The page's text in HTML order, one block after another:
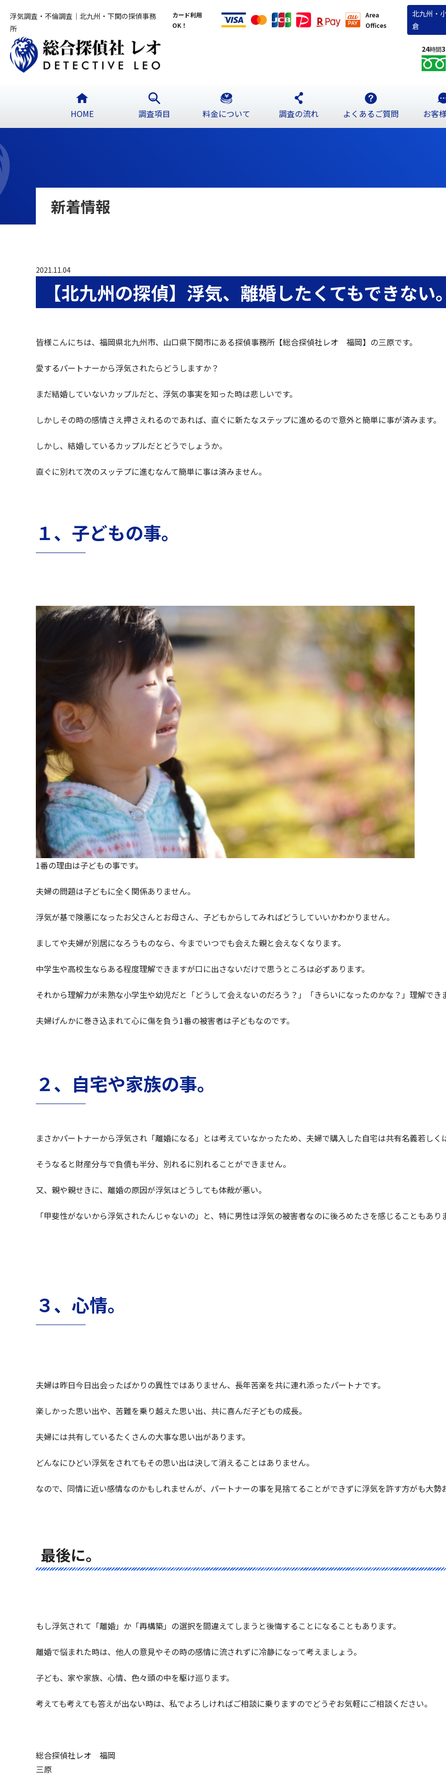
浮気調査・不倫調査｜北九州・下関の探偵事務
所
カード利用
OK！
Area
Offices
北九州・
倉
24時間
HOME 調査項目 料金について 調査の流れ よくあるご質問 お客
新着情報
2021.11.04
【北九州の探偵】浮気、離婚したくてもできない
皆様こんにちは、福岡県北九州市、山口県下関市にある探偵事務所【総合探偵社レオ 福岡】の三原です。
愛するパートナーから浮気されたらどうしますか？
まだ結婚していないカップルだと、浮気の事実を知った時は悲しいです。
しかしその時の感情さえ押さえれるのであれば、直ぐに新たなステップに進めるので意外と簡単に事が済みます。
しかし、結婚しているカップルだとどうでしょうか。
直ぐに別れて次のスッテプに進むなんて簡単に事は済みません。
１、子どもの事。
1番の理由は子どもの事です。
夫婦の問題は子どもに全く関係ありません。
浮気が基で険悪になったお父さんとお母さん、子どもからしてみればどうしていいかわかりません。
ましてや夫婦が別居になろうものなら、今までいつでも会えた親と会えなくなります。
中学生や高校生ならある程度理解できますが口に出さないだけで思うところは必ずあります。
それから理解力が未熟な小学生や幼児だと「どうして会えないのだろう？」「きらいになったのかな？」理解でき
夫婦げんかに巻き込まれて心に傷を負う1番の被害者は子どもなのです。
２、自宅や家族の事。
まさかパートナーから浮気され「離婚になる」とは考えていなかったため、夫婦で購入した自宅は共有名義若し
そうなると財産分与で負債も半分、別れるに別れることができません。
又、親や親せきに、離婚の原因が浮気はどうしても体裁が悪い。
「甲斐性がないから浮気されたんじゃないの」と、特に男性は浮気の被害者なのに後ろめたさを感じることもあり
３、心情。
夫婦は昨日今日出会ったばかりの異性ではありません、長年苦楽を共に連れ添ったパートナです。
楽しかった思い出や、苦難を乗り越えた思い出、共に喜んだ子どもの成長。
夫婦には共有しているたくさんの大事な思い出があります。
どんなにひどい浮気をされてもその思い出は決して消えることはありません。
なので、同情に近い感情なのかもしれませんが、パートナーの事を見捨てることができずに浮気を許す方がも大勢
最後に。
もし浮気されて「離婚」か「再構築」の選択を間違えてしまうと後悔することになることもあります。
離婚で悩まれた時は、他人の意見やその時の感情に流されずに冷静になって考えましょう。
子ども、家や家族、心情、色々頭の中を駆け巡ります。
考えても考えても答えが出ない時は、私でよろしければご相談に乗りますのでどうぞお気軽にご相談ください。
総合探偵社レオ 福岡
三原